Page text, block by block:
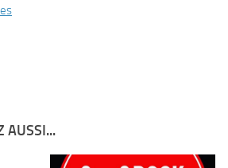
AUSSI...